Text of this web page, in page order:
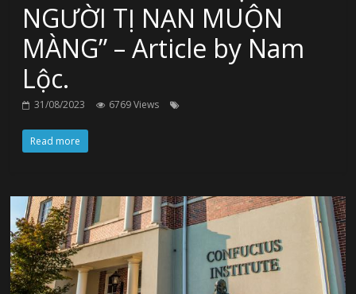
NGƯỜI TỊ NẠN MUỘN
MÀNG” – Article by Nam
Lộc.
31/08/2023 6769 Views
Read more